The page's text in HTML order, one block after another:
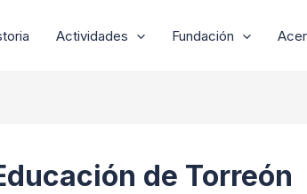
Actividades Fundación
de Torreón